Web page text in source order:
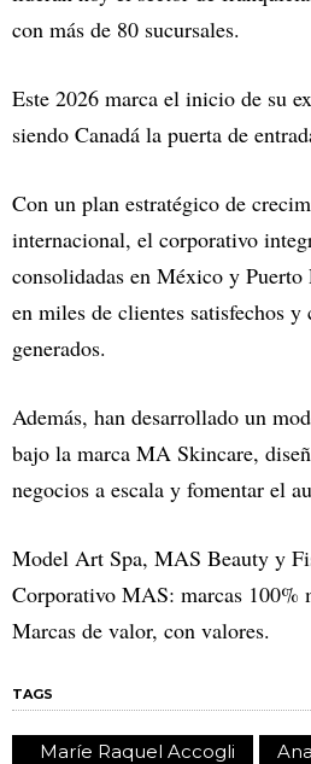
con más de 80 sucursales.
Este 2026 marca el inicio de su
siendo Canadá la puerta de
Con un plan estratégico de
internacional, el corporativo
consolidadas en México y
en miles de clientes satisfechos y
generados.
Además, han desarrollado un
bajo la marca MA Skincare,
negocios a escala y fomentar el
Model Art Spa, MAS Beauty y
Corporativo MAS: marcas 100%
Marcas de valor, con valores.
TAGS
Maríe Raquel Accogli